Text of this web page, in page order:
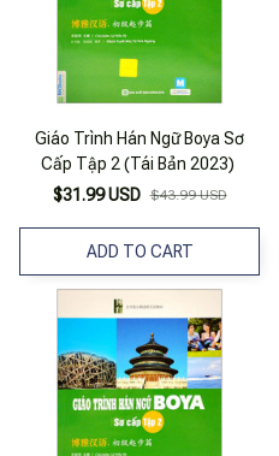
Giáo Trình Hán Ngữ Boya Sơ
Cấp Tập 2 (Tái Bản 2023)
$31.99 USD $43.99 USD
ADD TO CART